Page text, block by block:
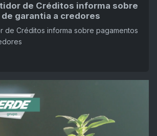
de Créditos informa sobre
garantia a credores
de Créditos informa sobre pagamentos